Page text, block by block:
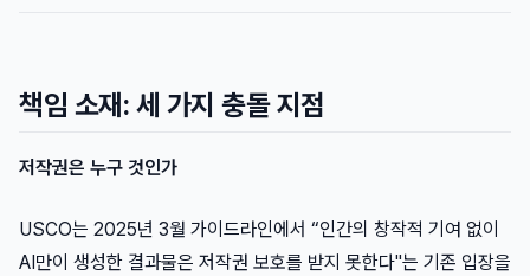
책임 소재: 세 가지 충돌 지점
저작권은 누구 것인가
USCO는 2025년 3월 가이드라인에서 “인간의 창작적 기여 없이
AI만이 생성한 결과물은 저작권 보호를 받지 못한다"는 기존 입장을